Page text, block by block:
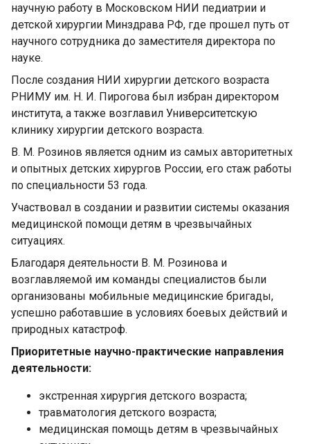
научную работу в Московском НИИ педиатрии и
детской хирургии Минздрава РФ, где прошел путь от
научного сотрудника до заместителя директора по
науке.
После создания НИИ хирургии детского возраста
РНИМУ им. Н. И. Пирогова был избран директором
института, а также возглавил Университетскую
клинику хирургии детского возраста.
В. М. Розинов является одним из самых авторитетных
и опытных детских хирургов России, его стаж работы
по специальности 53 года.
Участвовал в создании и развитии системы оказания
медицинской помощи детям в чрезвычайных
ситуациях.
Благодаря деятельности В. М. Розинова и
возглавляемой им команды специалистов были
организованы мобильные медицинские бригады,
успешно работавшие в условиях боевых действий и
природных катастроф.
Приоритетные научно-практические направления
деятельности:
экстренная хирургия детского возраста;
травматология детского возраста;
медицинская помощь детям в чрезвычайных